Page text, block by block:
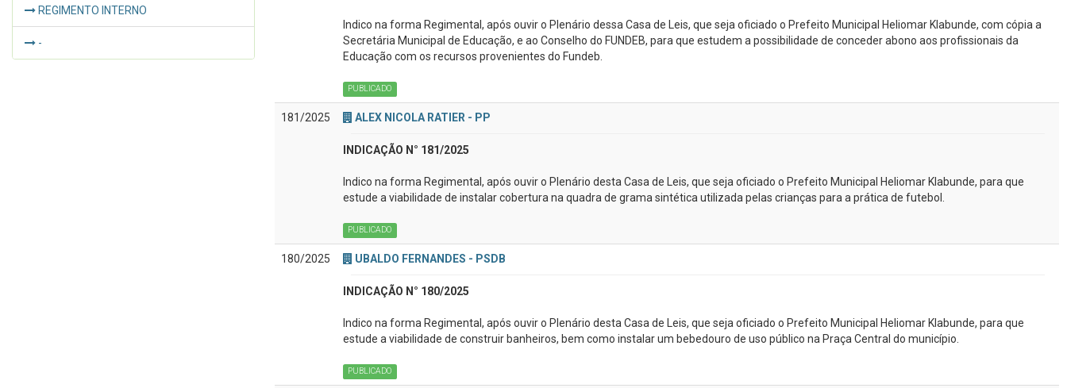
REGIMENTO INTERNO
-
Indico na forma Regimental, após ouvir o Plenário dessa Casa de Leis, que seja oficiado o Prefeito Municipal Heliomar Klabunde, com cópia a
Secretária Municipal de Educação, e ao Conselho do FUNDEB, para que estudem a possibilidade de conceder abono aos profissionais da
Educação com os recursos provenientes do Fundeb.
PUBLICADO
181/2025 ALEX NICOLA RATIER - PP
INDICAÇÃO N° 181/2025
Indico na forma Regimental, após ouvir o Plenário desta Casa de Leis, que seja oficiado o Prefeito Municipal Heliomar Klabunde, para que
estude a viabilidade de instalar cobertura na quadra de grama sintética utilizada pelas crianças para a prática de futebol.
PUBLICADO
180/2025 UBALDO FERNANDES - PSDB
INDICAÇÃO N° 180/2025
Indico na forma Regimental, após ouvir o Plenário desta Casa de Leis, que seja oficiado o Prefeito Municipal Heliomar Klabunde, para que
estude a viabilidade de construir banheiros, bem como instalar um bebedouro de uso público na Praça Central do município.
PUBLICADO